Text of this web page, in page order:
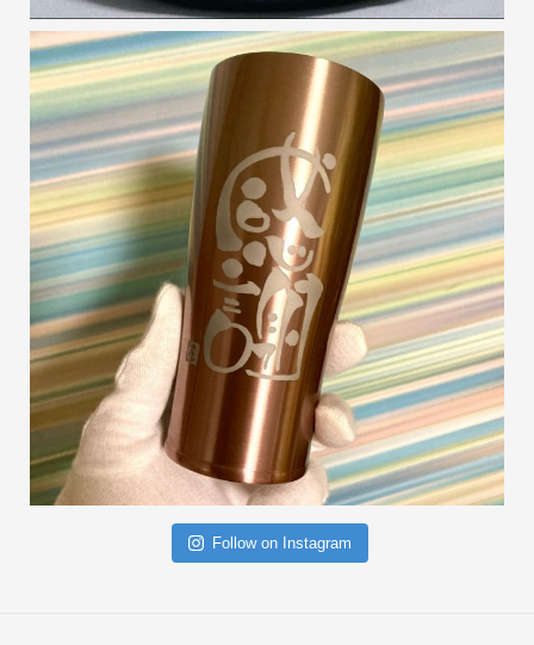
Follow on Instagram